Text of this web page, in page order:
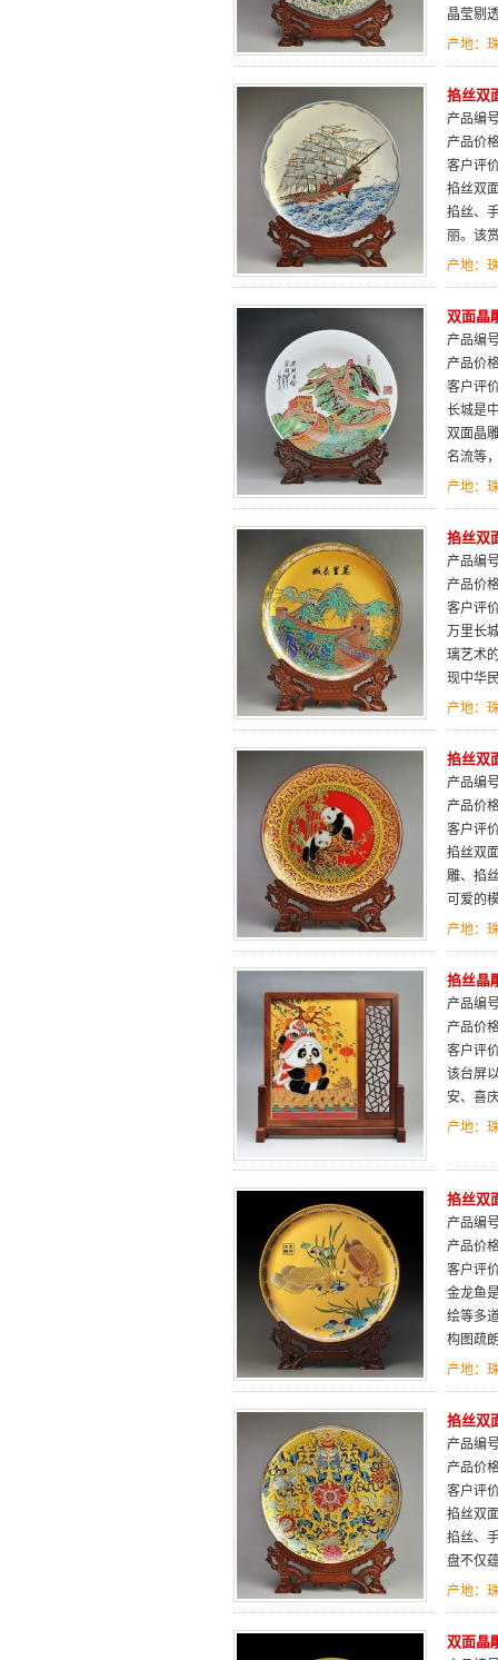
晶莹剔
产地：
掐丝双
产品编
产品价
客户评
掐丝双
掐丝、
丽。该
产地：
双面晶
产品编
产品价
客户评
长城是
双面晶
名流等
产地：
掐丝双
产品编
产品价
客户评
万里长
璃艺术
现中华
产地：
掐丝双
产品编
产品价
客户评
掐丝双
雕、掐
可爱的
产地：
掐丝晶
产品编
产品价
客户评
该台屏
安、喜
产地：
掐丝双
产品编
产品价
客户评
金龙鱼
绘等多
构图疏
产地：
掐丝双
产品编
产品价
客户评
掐丝双
掐丝、
盘不仅
产地：
双面晶